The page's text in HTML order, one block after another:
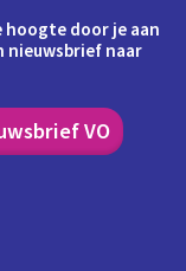
hoogte door je aan
nieuwsbrief naar
VO